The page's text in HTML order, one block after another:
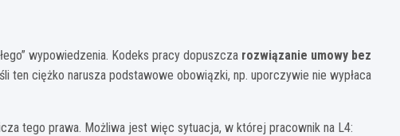
wypowiedzenia. Kodeks pracy dopuszcza rozwiązanie umowy bez
ten ciężko narusza podstawowe obowiązki, np. uporczywie nie wypłaca
tego prawa. Możliwa jest więc sytuacja, w której pracownik na L4: